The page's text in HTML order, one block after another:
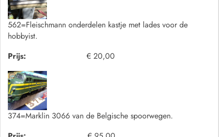
562=Fleischmann onderdelen kastje met lades voor de
hobbyist.
Prijs:
€ 20,00
374=Marklin 3066 van de Belgische spoorwegen.